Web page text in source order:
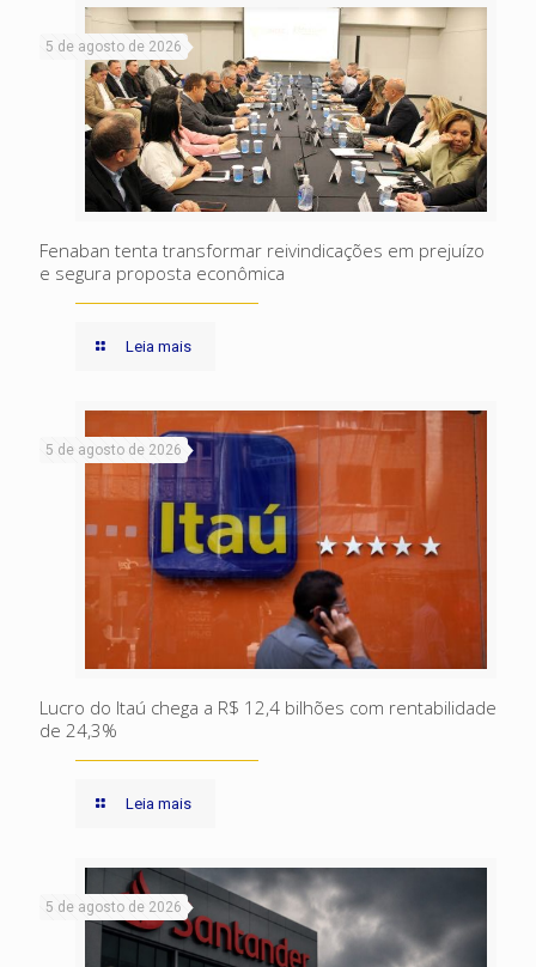
5 de agosto de 2026
Fenaban tenta transformar reivindicações em prejuízo
e segura proposta econômica
Leia mais
5 de agosto de 2026
Lucro do Itaú chega a R$ 12,4 bilhões com rentabilidade
de 24,3%
Leia mais
5 de agosto de 2026